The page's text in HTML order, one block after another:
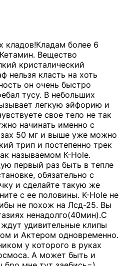
кладов!Кладам более 6
Вещество
кристалический
нельзя класть на хоть
он очень быстро
тусу. В небольших
легкую эйфорию и
свое тело не так
начинать именно с
50 мг и выше уже можно
трип и постепенно трек
называемом К-Hole.
первый раз быть в тепле
обязательно с
и сделайте такую же
с ее половины. K-Hole не
не похож на Лсд-25. Вы
ненадолго(40мин).С
удивительные клипы
и Актером одновременно.
у которого в руках
А может быть и